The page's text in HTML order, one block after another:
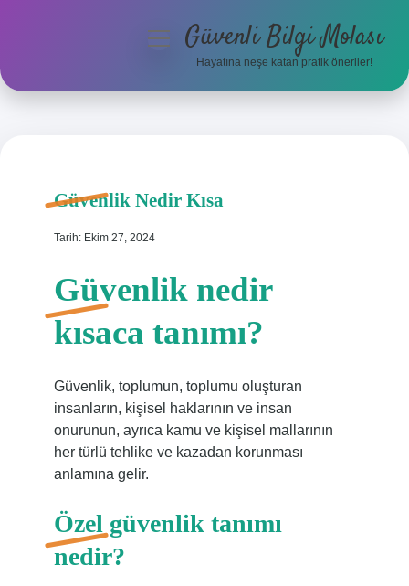
Anasayfa
menüyüGüvenli Bilgi Molası
Hayatına neşe katan pratik öneriler!
Güvenlik Nedir Kısa
Tarih: Ekim 27, 2024
Güvenlik nedir
kısaca tanımı?
Güvenlik, toplumun, toplumu oluşturan
insanların, kişisel haklarının ve insan
onurunun, ayrıca kamu ve kişisel mallarının
her türlü tehlike ve kazadan korunması
anlamına gelir.
Özel güvenlik tanımı
nedir?